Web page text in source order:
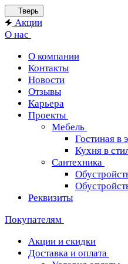
Тверь
Акции
О нас
О компании
Контакты
Новости
Отзывы
Карьера
Проекты
Мебель
Гостиная в
Кухня в
Сантехника
Реквизиты
Покупателям
Акции и скидки
Доставка и оплата